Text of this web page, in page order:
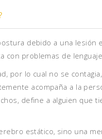
debido a una
problemas de
por lo cual no se
acompaña a la
define a alguien que
estático, sino una